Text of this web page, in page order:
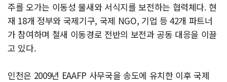
주를 오가는 이동성 물새와 서식지를 보전하는 협력체다. 현
재 18개 정부와 국제기구, 국제 NGO, 기업 등 42개 파트너
가 참여하며 철새 이동경로 전반의 보전과 공동 대응을 이끌
고 있다.
인천은 2009년 EAAFP 사무국을 송도에 유치한 이후 국제